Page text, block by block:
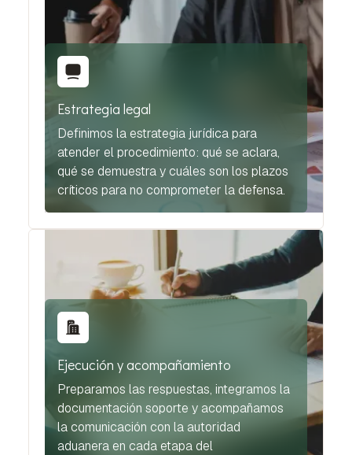
Estrategia legal
Definimos la estrategia jurídica para
atender el procedimiento: qué se aclara,
qué se demuestra y cuáles son los plazos
críticos para no comprometer la defensa.
Ejecución y acompañamiento
Preparamos las respuestas, integramos la
documentación soporte y acompañamos
la comunicación con la autoridad
aduanera en cada etapa del